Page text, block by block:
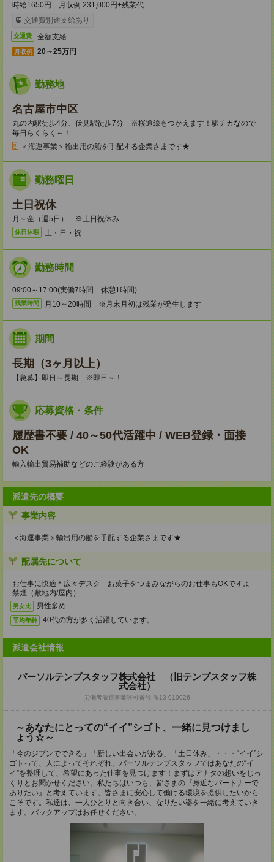
時給1650円 月収例 231,000円+残業代
交通費別途支給あり
交通費 全額支給
月収例 20～25万円
勤務地
名古屋市中区
丸の内駅徒歩4分、伏見駅徒歩7分 ※桜通線もつかえます！駅チカなので
毎日らくらく～！
＜海運事業＞輸出用の船を手配する企業さまです★
勤務曜日
土日祝休
月～金（週5日） ※土日祝休み
休日休暇 土・日・祝
勤務時間
09:00～17:00(実働7時間 休憩1時間)
残業時間 月10～20時間 ※月末月初は残業が発生します
期間
長期（3ヶ月以上）
【急募】即日～長期 ※即日～！
応募資格・条件
履歴書不要 / 40～50代活躍中 / WEB登録・面接
OK
輸入輸出貿易補助などのご経験がある方
派遣先の概要
事業内容
＜海運事業＞輸出用の船を手配する企業さまです★
配属先について
お仕事に快適＊広々デスク お菓子をつまみながらのお仕事もOKですよ
禁煙（敷地内/屋内）
男女比 男性多め
平均年齢 40代の方が多く活躍しています。
派遣会社情報
パーソルテンプスタッフ株式会社 （旧テンプスタッフ株
式会社）
労働者派遣事業許可番号:派13-010026
～あなたにとっての“イイ”シゴト、一緒に見つけまし
ょう☆～
「今のジブンでできる」「新しい出会いがある」「土日休み」・・・“イイ”シ
ゴトって、人によってそれぞれ。パーソルテンプスタッフではあなたの“イ
イ”を整理して、希望にあった仕事を見つけます！まずはアナタの想いをじっ
くりとお聞かせください。私たちはいつも、皆さまの『身近なパートナーで
ありたい』と考えています。皆さまに安心して働ける環境を提供したいから
こそです。私達は、一人ひとりと向き合い、なりたい姿を一緒に考えていき
ます。バックアップはお任せください。